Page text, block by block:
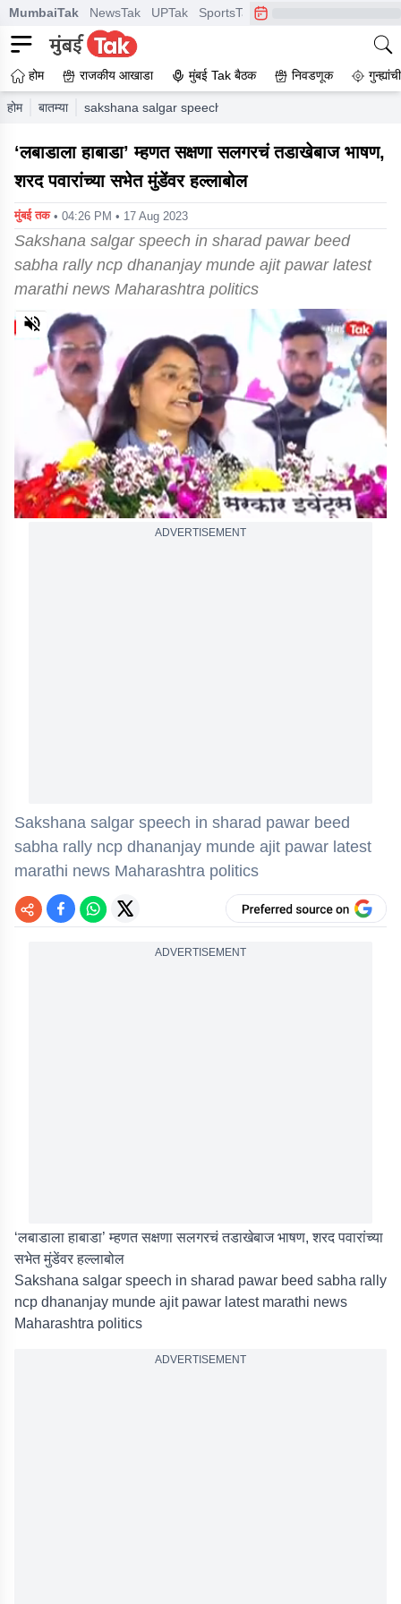
MumbaiTak NewsTak UPTak SportsTak CrimeTak
होम राजकीय आखाडा मुंबई Tak बैठक निवडणूक
होम बातम्या sakshana salgar speech in sharad pawar beed sabha
‘लबाडाला हाबाडा’ म्हणत सक्षणा सलगरचं तडाखेबाज भाषण,
शरद पवारांच्या सभेत मुंडेंवर हल्लाबोल
मुंबई तक • 04:26 PM • 17 Aug 2023
Sakshana salgar speech in sharad pawar beed
sabha rally ncp dhananjay munde ajit pawar latest
marathi news Maharashtra politics
0
of
3
minutes,
seconds
ADVERTISEMENT
Sakshana salgar speech in sharad pawar beed
sabha rally ncp dhananjay munde ajit pawar latest
marathi news Maharashtra politics
ADVERTISEMENT
‘लबाडाला हाबाडा’ म्हणत सक्षणा सलगरचं तडाखेबाज भाषण, शरद पवारांच्या
सभेत मुंडेंवर हल्लाबोल
Sakshana salgar speech in sharad pawar beed sabha rally
ncp dhananjay munde ajit pawar latest marathi news
Maharashtra politics
ADVERTISEMENT